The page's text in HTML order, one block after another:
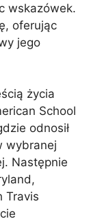
wskazówek.
oferując
jego
życia
School
odnosił
wybranej
Następnie
Travis